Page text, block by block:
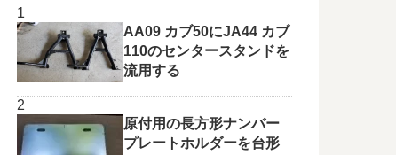
AA09 カブ50にJA44 カブ
110のセンタースタンドを
流用する
原付用の長方形ナンバー
プレートホルダーを台形